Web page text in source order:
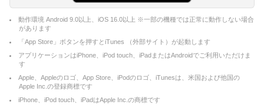
動作環境 Android 9.0以上、iOS 16.0以上 ※一部の機種では正常に動作しない場合
があります
「App Store」ボタンを押すとiTunes （外部サイト）が起動します
アプリケーションはiPhone、iPod touch、iPadまたはAndroidでご利用いただけま
す
Apple、Appleのロゴ、App Store、iPodのロゴ、iTunesは、米国および他国の
Apple Inc.の登録商標です
iPhone、iPod touch、iPadはApple Inc.の商標です